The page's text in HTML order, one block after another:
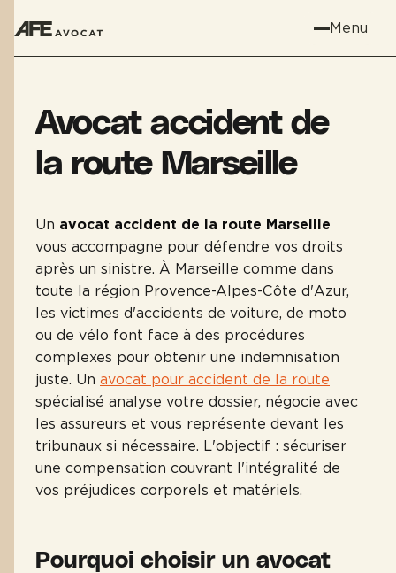
Menu
Avocat accident de
la route Marseille
Un avocat accident de la route Marseille
vous accompagne pour défendre vos droits
après un sinistre. À Marseille comme dans
toute la région Provence-Alpes-Côte d'Azur,
les victimes d'accidents de voiture, de moto
ou de vélo font face à des procédures
complexes pour obtenir une indemnisation
juste. Un avocat pour accident de la route
spécialisé analyse votre dossier, négocie avec
les assureurs et vous représente devant les
tribunaux si nécessaire. L'objectif : sécuriser
une compensation couvrant l'intégralité de
vos préjudices corporels et matériels.
Pourquoi choisir un avocat